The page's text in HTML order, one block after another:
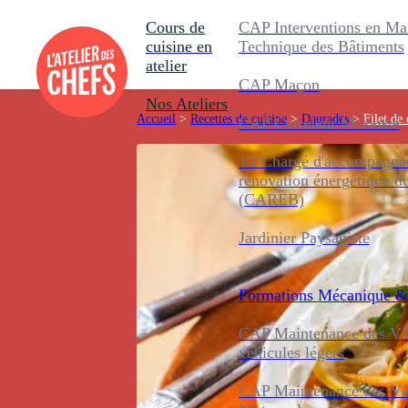
Cours de
cuisine en
atelier
Nos Ateliers
CAP Interventions en
Technique des Bâtiments
CAP Maçon
CAP Carreleur Mosaïste
TP Chargé
rénovation énergétique
(CAREB)
Jardinier Paysagiste
Formations Mécanique
CAP Maintenance des
véhicules légers
CAP Maintenance des
Accueil > Recettes de cuisine > Daurades > Filet de